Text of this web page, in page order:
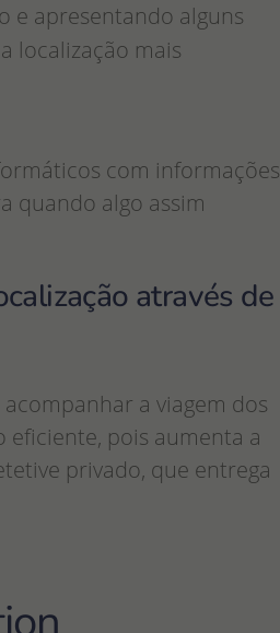
e apresentando alguns
localização mais
com informações
quando algo assim
através de
a viagem dos
eficiente, pois aumenta a
privado, que entrega